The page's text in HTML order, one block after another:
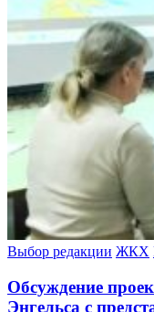
Выбор редакции ЖКХ
Обсуждение
Энгельса с